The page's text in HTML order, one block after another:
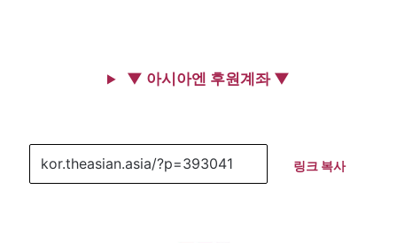
▼ 아시아엔 후원계좌 ▼
링크 복사